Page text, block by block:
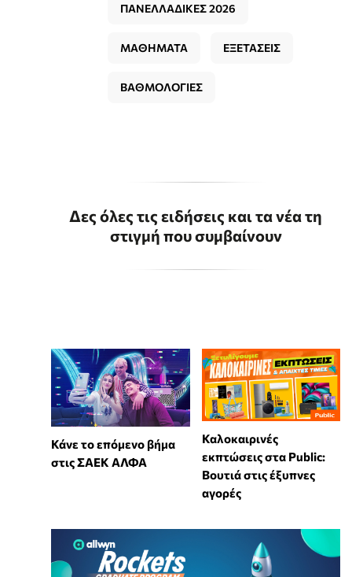
ΠΑΝΕΛΛΑΔΙΚΕΣ 2026
ΜΑΘΗΜΑΤΑ ΕΞΕΤΑΣΕΙΣ
ΒΑΘΜΟΛΟΓΙΕΣ
Δες όλες τις ειδήσεις και τα νέα τη
στιγμή που συμβαίνουν
Κάνε το επόμενο βήμα
στις ΣΑΕΚ ΑΛΦΑ
Καλοκαιρινές
εκπτώσεις στα Public:
Βουτιά στις έξυπνες
αγορές